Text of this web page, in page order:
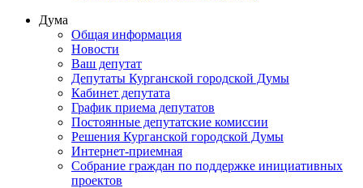
Дума
Общая информация
Новости
Ваш депутат
Депутаты Курганской городской Думы
Кабинет депутата
График приема депутатов
Постоянные депутатские комиссии
Решения Курганской городской Думы
Интернет-приемная
Собрание граждан по поддержке инициативных
проектов